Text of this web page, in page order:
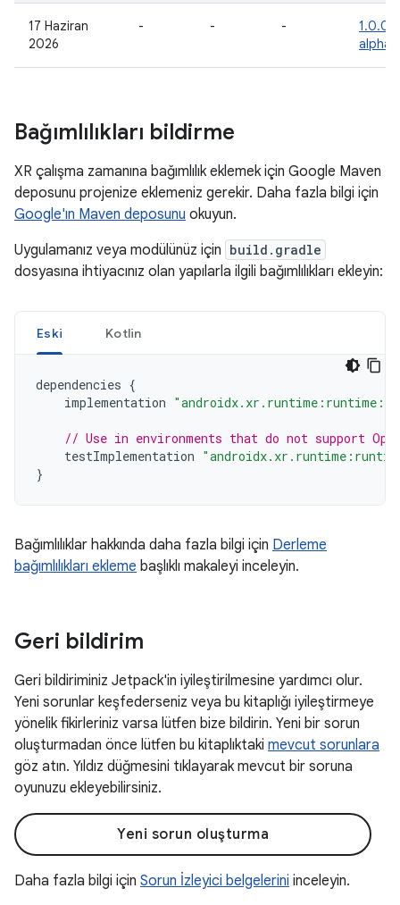
17 Haziran
2026
- - -
1.0.0-
Bağımlılıkları bildirme
XR çalışma zamanına bağımlılık eklemek için Google Maven
deposunu projenize eklemeniz gerekir. Daha fazla bilgi için
Google'ın Maven deposunu okuyun.
Uygulamanız veya modülünüz için build.gradle
dosyasına ihtiyacınız olan yapılarla ilgili bağımlılıkları ekleyin:
Eski Kotlin
dependencies {
implementation
// Use in environments that do not support
testImplementation
}
Bağımlılıklar hakkında daha fazla bilgi için Derleme
bağımlılıkları ekleme başlıklı makaleyi inceleyin.
Geri bildirim
Geri bildiriminiz Jetpack'in iyileştirilmesine yardımcı olur.
Yeni sorunlar keşfederseniz veya bu kitaplığı iyileştirmeye
yönelik fikirleriniz varsa lütfen bize bildirin. Yeni bir sorun
oluşturmadan önce lütfen bu kitaplıktaki mevcut sorunlara
göz atın. Yıldız düğmesini tıklayarak mevcut bir soruna
oyunuzu ekleyebilirsiniz.
Yeni sorun oluşturma
Daha fazla bilgi için Sorun İzleyici belgelerini inceleyin.